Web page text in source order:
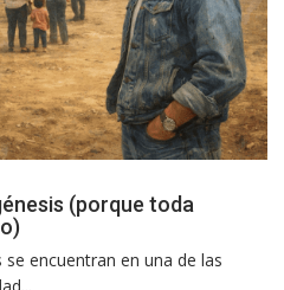
(porque toda
encuentran en una de las